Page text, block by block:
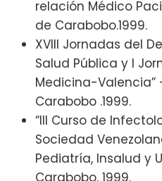
relación Médico
de Carabobo.1999.
XVIII Jornadas del
Salud Pública y I
Medicina-Valencia”
Carabobo .1999.
“III Curso de
Sociedad
Pediatría, Insalud y
Carabobo. 1999.